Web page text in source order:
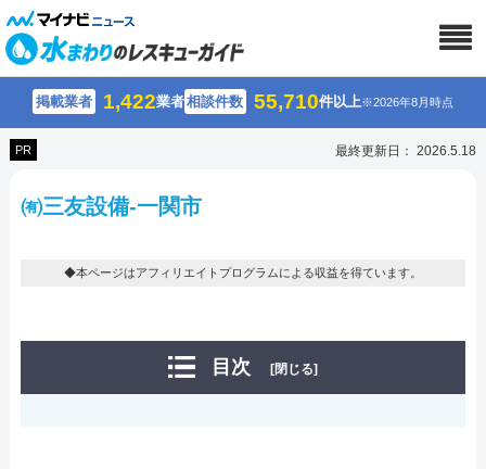
掲載業者 1,422業者相談件数 55,710件以上※2026年8月時点
PR 最終更新日： 2026.5.18
㈲三友設備-一関市
◆本ページはアフィリエイトプログラムによる収益を得ています。
目次 [閉じる]